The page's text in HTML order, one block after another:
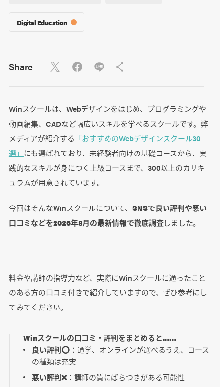
Digital Education
Share
Winスクールは、Webデザインをはじめ、プログラミングや
動画編集、CADなど幅広いスキルを学べるスクールです。弊
メディアが紹介する 「おすすめのWebデザインスクール30
選」 にも選ばれており、未経験者向けの基礎コースから、実
践的なスキルが身につく上級コースまで、300以上のカリキ
ュラムが用意されています。
今回はそんなWinスクールについて、 SNSで良い評判や悪い
口コミなどを2026年8月の最新情報で徹底調査しました。
料金や講師の指導力など、実際にWinスクールに通ったこと
のある方の口コミ付きで紹介していますので、ぜひ参考にし
てみてください。
Winスクールの口コミ・評判をまとめると……
良い評判⭕️ ：通学、オンラインが選べるうえ、コース
の種類は充実
悪い評判❌：講師の質にばらつきがある可能性